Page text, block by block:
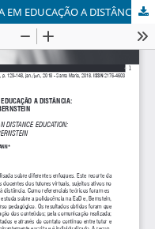
OS SABERES DOCENTES NA TUTORIA EM EDUCAÇÃO A DISTÂNCIA: UM DIÁLOGO COM BASIL BERNSTEIN